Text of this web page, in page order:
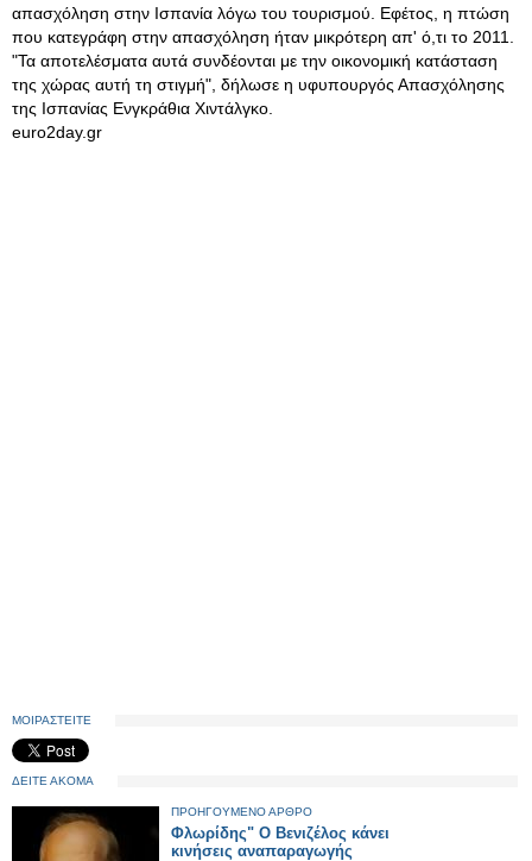
απασχόληση στην Ισπανία λόγω του τουρισμού. Εφέτος, η πτώση
που κατεγράφη στην απασχόληση ήταν μικρότερη απ' ό,τι το 2011.
"Τα αποτελέσματα αυτά συνδέονται με την οικονομική κατάσταση
της χώρας αυτή τη στιγμή", δήλωσε η υφυπουργός Απασχόλησης
της Ισπανίας Ενγκράθια Χιντάλγκο.
euro2day.gr
ΜΟΙΡΑΣΤΕΙΤΕ
ΔΕΙΤΕ ΑΚΟΜΑ
ΠΡΟΗΓΟΥΜΕΝΟ ΑΡΘΡΟ
Φλωρίδης" Ο Βενιζέλος κάνει
κινήσεις αναπαραγωγής